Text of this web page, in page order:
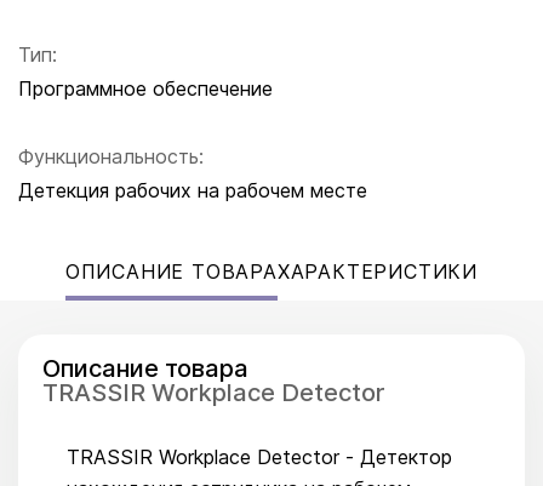
Тип:
Программное обеспечение
Функциональность:
Детекция рабочих на рабочем месте
ОПИСАНИЕ ТОВАРАХАРАКТЕРИСТИКИ
Описание товара
TRASSIR Workplace Detector
TRASSIR Workplace Detector - Детектор